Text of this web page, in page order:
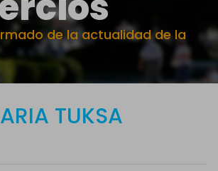
de la actualidad de la
TUKSA